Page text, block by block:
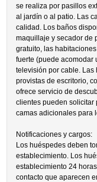
se realiza por pasillos
al jardín o al patio. Las
calidad. Los baños
maquillaje y secador de
gratuito, las
fuerte (puede acomodar
televisión por cable. Las
provistas de escritorio,
ofrece servicio de
clientes pueden solicitar
camas adicionales para
Notificaciones y cargos:
Los huéspedes deben
establecimiento. Los
establecimiento 24
contacto que aparecen